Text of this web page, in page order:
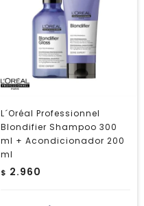
L´Oréal Professionnel
Blondifier Shampoo 300
ml + Acondicionador 200
ml
$ 2.960